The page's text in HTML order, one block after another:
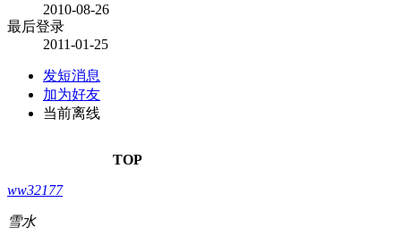
2010-08-26
最后登录
2011-01-25
发短消息
加为好友
当前离线
TOP
ww32177
雪水